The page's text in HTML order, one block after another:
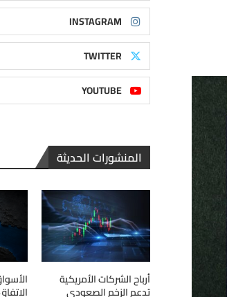
INSTAGRAM
TWITTER
YOUTUBE
المنشورات الحديثة
أرباح الشركات الأمريكية
تدعم الزخم الصعودي